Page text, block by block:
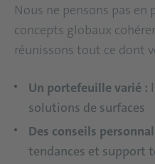
Nous ne pensons pas
concepts globaux
réunissons tout ce dont
Un portefeuille varié :
solutions de surfaces
Des conseils
tendances et support